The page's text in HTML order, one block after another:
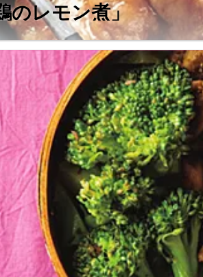
のレモン煮」